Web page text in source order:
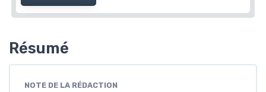
Résumé
NOTE DE LA RÉDACTION